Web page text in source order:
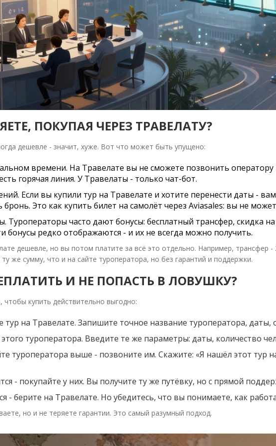
ПОКУПАЯ ЧЕРЕЗ ТРАВЕЛАТУ?
дешевле - значит, хуже. Вот что может быть упущено:
времени. На Травелате вы не сможете позвонить оператору
горячая линия. У Травелаты - только чат-бот.
Если вы купили тур на Травелате и хотите перенести даты -
Это как купить билет на самолёт через Aviasales: вы не
Туроператоры часто дают бонусы: бесплатный трансфер, скидка
бонусы редко отображаются - и их не всегда можно получить.
дешевле, но вы потом платите за всё это отдельно. Например, трансфер -
же сумму, что и на сайте туроператора, но без гарантий и поддержки.
И НЕ ПОПАСТЬ В ЛОВУШКУ?
чтобы купить действительно выгодно:
тур на Травелате. Запишите точное название туроператора, даты,
туроператора. Введите те же параметры: даты, количество
туроператора выше - позвоните им. Скажите: «Я нашёл этот тур
- покупайте у них. Вы получите ту же путёвку, но с прямой
- берите на Травелате. Но убедитесь, что вы понимаете, как
но и не теряете гарантии. Это самый разумный подход.